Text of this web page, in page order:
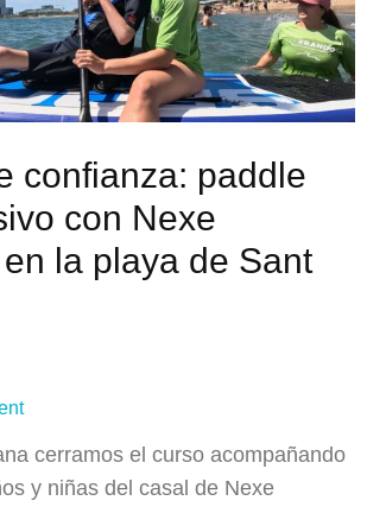
confianza: paddle
con Nexe
la playa de Sant
cerramos el curso acompañando
y niñas del casal de Nexe